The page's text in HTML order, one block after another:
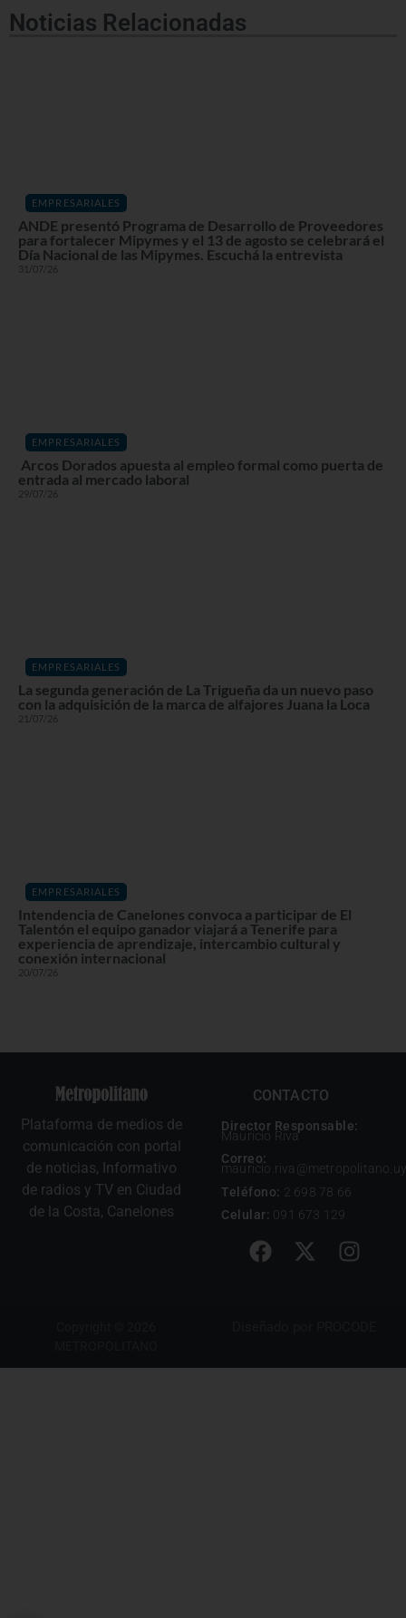
Noticias Relacionadas
EMPRESARIALES
ANDE presentó Programa de Desarrollo de Proveedores
para fortalecer Mipymes y el 13 de agosto se celebrará el
Día Nacional de las Mipymes. Escuchá la entrevista
31/07/26
EMPRESARIALES
Arcos Dorados apuesta al empleo formal como puerta de
entrada al mercado laboral
29/07/26
EMPRESARIALES
La segunda generación de La Trigueña da un nuevo paso
con la adquisición de la marca de alfajores Juana la Loca
21/07/26
EMPRESARIALES
Intendencia de Canelones convoca a participar de El
Talentón el equipo ganador viajará a Tenerife para
experiencia de aprendizaje, intercambio cultural y
conexión internacional
20/07/26
Plataforma de medios de
comunicación con portal
de noticias, Informativo
de radios y TV en Ciudad
de la Costa, Canelones
CONTACTO
Director Responsable:
Mauricio Riva
Correo:
mauricio.riva@metropolitano.uy
Teléfono: 2 698 78 66
Celular: 091 673 129